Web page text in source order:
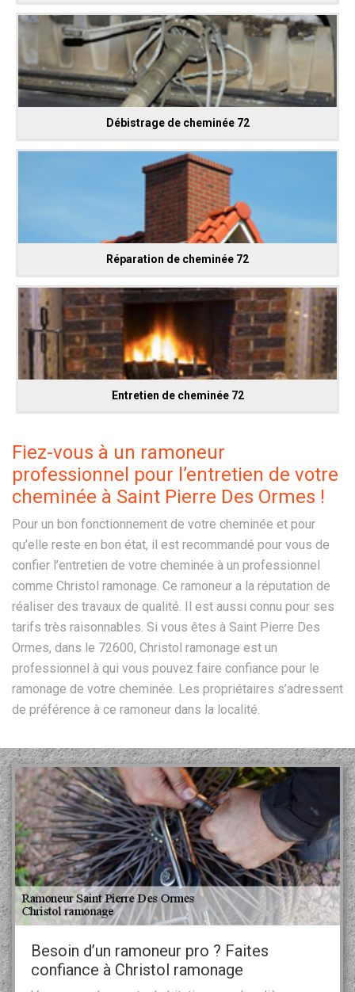
Débistrage de cheminée 72
Réparation de cheminée 72
Entretien de cheminée 72
Fiez-vous à un ramoneur
professionnel pour l’entretien de votre
cheminée à Saint Pierre Des Ormes !
Pour un bon fonctionnement de votre cheminée et pour
qu’elle reste en bon état, il est recommandé pour vous de
confier l’entretien de votre cheminée à un professionnel
comme Christol ramonage. Ce ramoneur a la réputation de
réaliser des travaux de qualité. Il est aussi connu pour ses
tarifs très raisonnables. Si vous êtes à Saint Pierre Des
Ormes, dans le 72600, Christol ramonage est un
professionnel à qui vous pouvez faire confiance pour le
ramonage de votre cheminée. Les propriétaires s’adressent
de préférence à ce ramoneur dans la localité.
Besoin d’un ramoneur pro ? Faites
confiance à Christol ramonage